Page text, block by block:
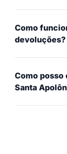
Como
devoluções?
Como posso
Santa